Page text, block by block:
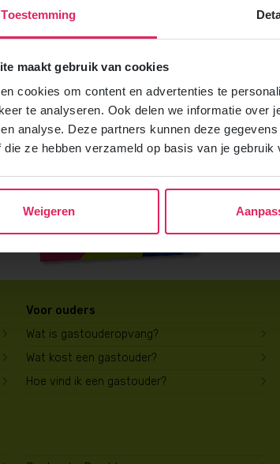
Toestemming
maakt gebruik van cookies
cookies om content en advertenties te
te analyseren. Ook delen we informatie over
analyse. Deze partners kunnen deze
die ze hebben verzameld op basis van je gebruik
Weigeren
Meer
Vraag
Voor ouders
Wat is gastouderopvang?
Wat kost een gastouder?
Hoe vind ik een gastouder?